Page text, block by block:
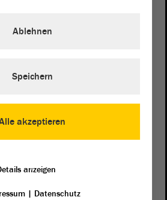
akzeptieren
Ablehnen
Speichern
anzeigen
| Datenschutz